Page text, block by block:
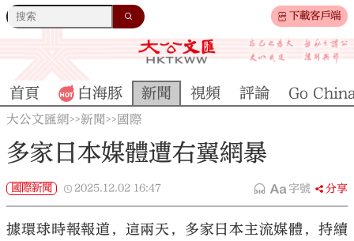
下載客戶端
首頁 白海豚 新聞 視頻 評論 Go
大公文匯網>>新聞>> 國際
多家日本媒體遭右翼網暴
國際新聞 2025.12.02 16:47 字號 分享
據環球時報報道，這兩天，多家日本主流媒體，持續